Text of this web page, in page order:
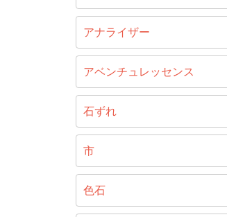
アナライザー
アベンチュレッセンス
石ずれ
市
色石